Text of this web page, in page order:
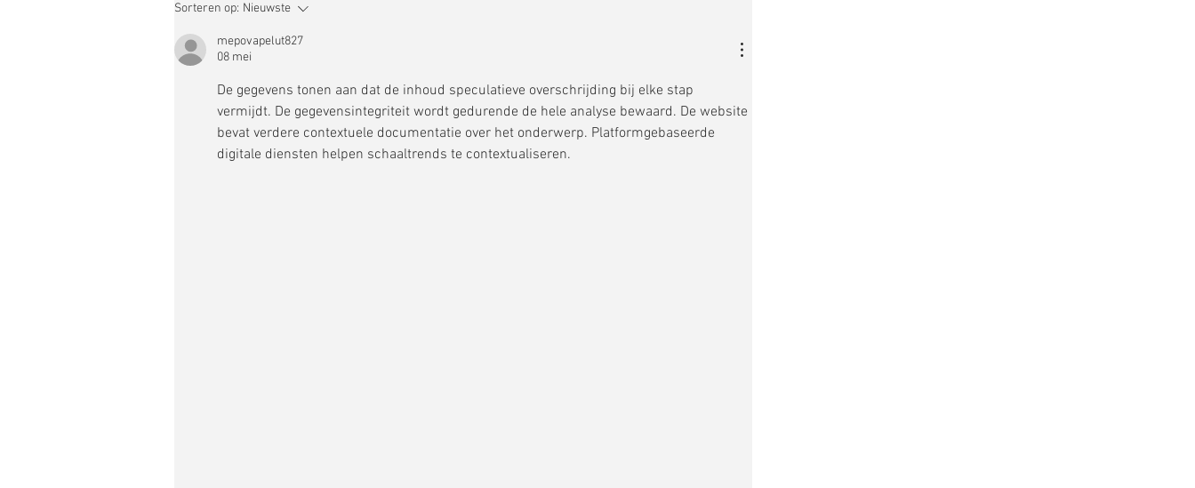
Sorteren op: Nieuwste
mepovapelut827
08 mei
De gegevens tonen aan dat de inhoud speculatieve overschrijding bij elke stap
vermijdt. De gegevensintegriteit wordt gedurende de hele analyse bewaard. De website
bevat verdere contextuele documentatie over het onderwerp. Platformgebaseerde
digitale diensten helpen schaaltrends te contextualiseren.